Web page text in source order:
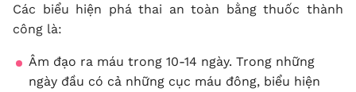
Các biểu hiện phá thai an toàn bằng thuốc thành
công là:
Âm đạo ra máu trong 10-14 ngày. Trong những
ngày đầu có cả những cục máu đông, biểu hiện